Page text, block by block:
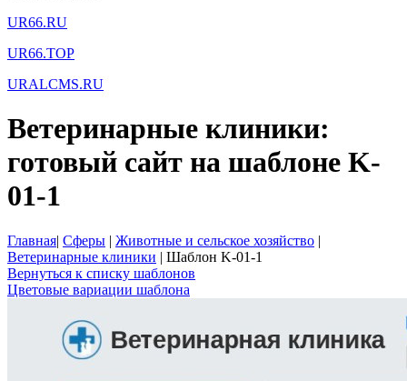
UR66.RU
UR66.TOP
URALCMS.RU
Ветеринарные клиники:
готовый сайт на шаблоне K-
01-1
Главная| Сферы | Животные и сельское хозяйство |
Ветеринарные клиники | Шаблон K-01-1
Вернуться к списку шаблонов
Цветовые вариации шаблона